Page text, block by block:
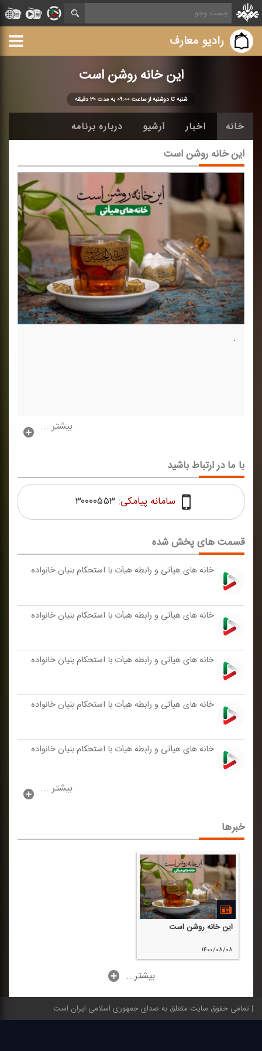
رادیو معارف
این خانه روشن است
شنبه تا دوشنبه از ساعت ۰۹:۰۰ به مدت ۳۰ دقیقه
خانه اخبار آرشیو درباره برنامه
این خانه روشن است
.
بیشتر ...
قسمت های پخش شده
خانه های هیأتی و رابطه هیأت با استحكام بنیان خانواده
خانه های هیأتی و رابطه هیأت با استحكام بنیان خانواده
خانه های هیأتی و رابطه هیأت با استحكام بنیان خانواده
خانه های هیأتی و رابطه هیأت با استحكام بنیان خانواده
خانه های هیأتی و رابطه هیأت با استحكام بنیان خانواده
بیشتر ...
با ما در ارتباط باشید
سامانه پیامکی: ۳۰۰۰۰۵۵۳
خبرها
این خانه روشن است
۱۴۰۰/۰۸/۰۸
...بیشتر
تمامی حقوق سایت متعلق به صدای جمهوری اسلامی ایران است